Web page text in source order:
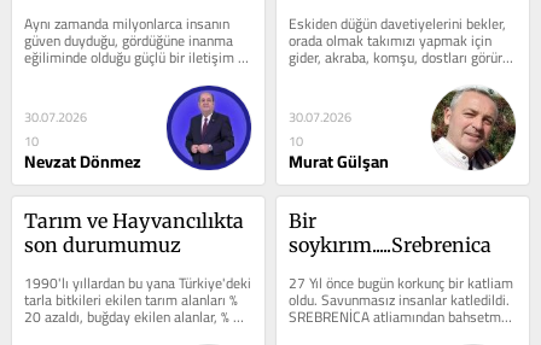
Aynı zamanda milyonlarca insanın
güven duyduğu, gördüğüne inanma
eğiliminde olduğu güçlü bir iletişim
aracıdır. Bu nedenle ekran...
30.07.2026
10
Nevzat Dönmez
Eskiden düğün davetiyelerini bekler,
orada olmak takımızı yapmak için
gider, akraba, komşu, dostları görür
kaynaşır ve sohbet eder,...
30.07.2026
10
Murat Gülşan
Tarım ve Hayvancılıkta
son durumumuz
1990'lı yıllardan bu yana Türkiye'deki
tarla bitkileri ekilen tarım alanları %
20 azaldı, buğday ekilen alanlar, % 30
Bir
soykırım.....Srebrenica
27 Yıl önce bugün korkunç bir katliam
oldu. Savunmasız insanlar katledildi.
SREBRENİCA atliamından bahsetmek